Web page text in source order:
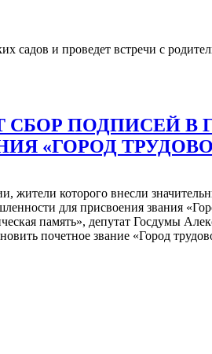
и проведет встречи с
ПОДПИСЕЙ В
«ГОРОД
жители которого внесли
для присвоения звания
память», депутат Госдумы
почетное звание «Город